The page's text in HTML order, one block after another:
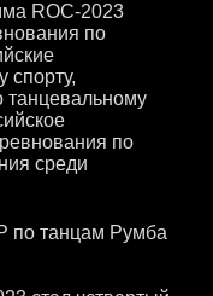
ROC-2023
по
спорту,
танцевальному
по
среди
по танцам Румба